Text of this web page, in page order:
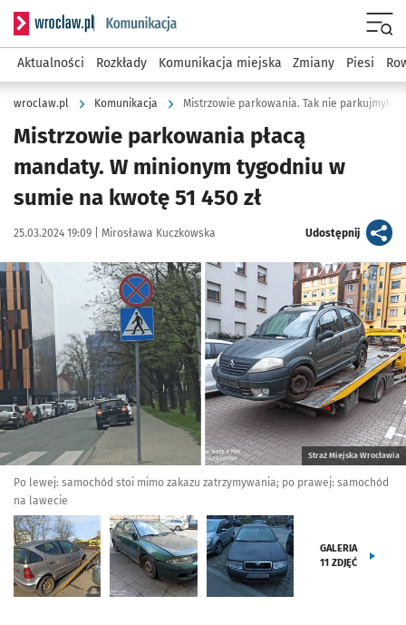
Serwis informacyjny wroclaw.pl podserwis: Komunikacja
Aktualności Rozkłady Komunikacja miejska Zmiany Piesi
wroclaw.pl Komunikacja Mistrzowie parkowania. Tak nie parkujmy!
Mistrzowie parkowania płacą
mandaty. W minionym tygodniu w
sumie na kwotę 51 450 zł
Data publikacji:
25.03.2024 19:09 | Autor:
Mirosława Kuczkowska Udostępnijartykuł
Kliknij, aby zobaczyć galerię
Straż Miejska Wrocławia
Po lewej: samochód stoi mimo zakazu zatrzymywania; po prawej: samochód
na lawecie
GALERIA
11 ZDJĘĆ